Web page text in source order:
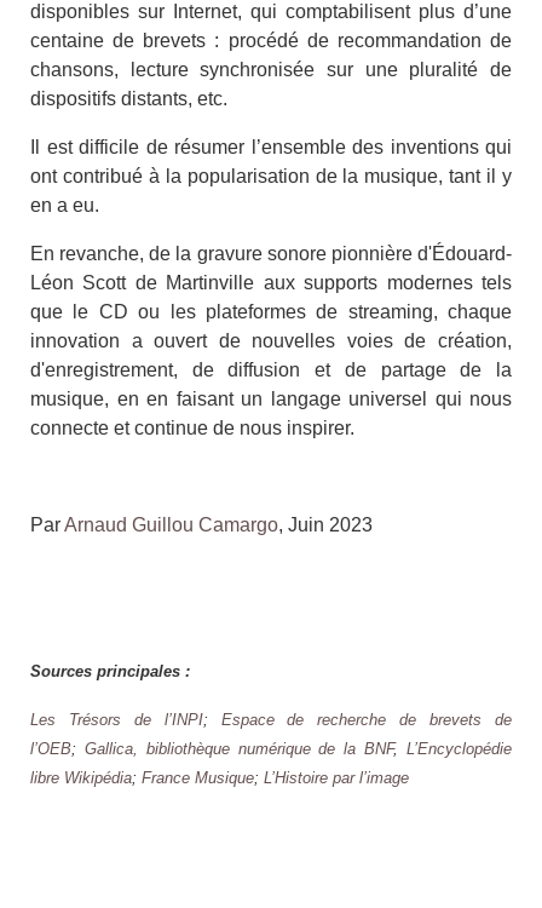
disponibles sur Internet, qui comptabilisent plus d’une
centaine de brevets : procédé de recommandation de
chansons, lecture synchronisée sur une pluralité de
dispositifs distants, etc.
Il est difficile de résumer l’ensemble des inventions qui
ont contribué à la popularisation de la musique, tant il y
en a eu.
En revanche, de la gravure sonore pionnière d'Édouard-
Léon Scott de Martinville aux supports modernes tels
que le CD ou les plateformes de streaming, chaque
innovation a ouvert de nouvelles voies de création,
d'enregistrement, de diffusion et de partage de la
musique, en en faisant un langage universel qui nous
connecte et continue de nous inspirer.
ParArnaud Guillou Camargo, Juin 2023
Sources principales :
Les Trésors de l’INPI; Espace de recherche de brevets de
l’OEB; Gallica, bibliothèque numérique de la BNF,L’Encyclopédie
libre Wikipédia; France Musique; L’Histoire par l’image